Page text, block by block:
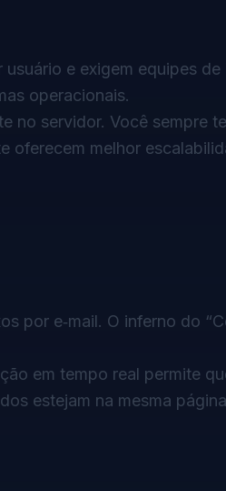
e exigem equipes
operacionais.
no servidor. Você sempre
oferecem melhor
por e‑mail. O inferno do
em tempo real permite
estejam na mesma